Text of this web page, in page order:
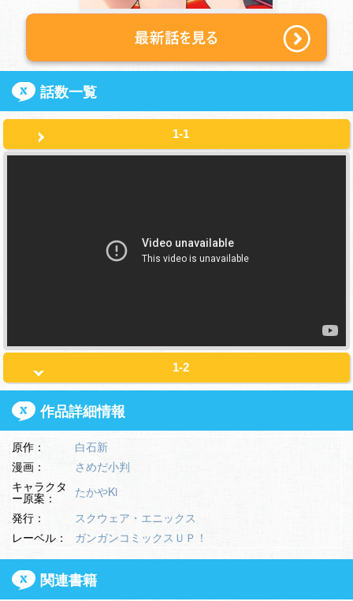
話数一覧
1-1
1-2
作品詳細情報
原作：
白石新
漫画：
さめだ小判
キャラクタ
ー原案：
たかやKi
発行：
スクウェア・エニックス
レーベル：
ガンガンコミックスＵＰ！
関連書籍